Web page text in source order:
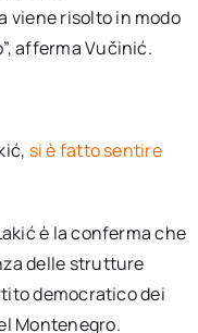
viene risolto in modo
afferma Vučinić.
si è fatto sentire
è la conferma che
delle strutture
democratico dei
Montenegro.